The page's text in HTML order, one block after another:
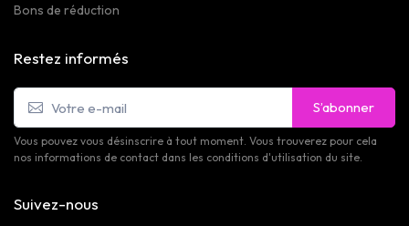
Bons de réduction
Restez informés
S’abonner
Vous pouvez vous désinscrire à tout moment. Vous trouverez pour cela
nos informations de contact dans les conditions d'utilisation du site.
Suivez-nous